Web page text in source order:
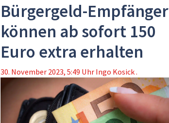
Bürgergeld-Empfänger
können ab sofort 150
Euro extra erhalten
30. November 2023, 5:49 Uhr Ingo Kosick .